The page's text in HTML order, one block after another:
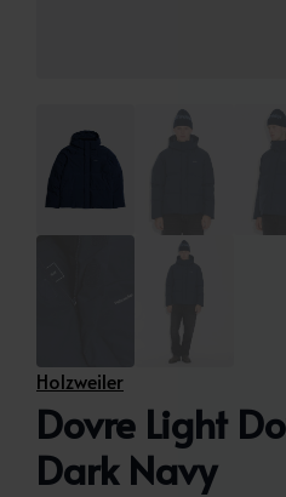
Holzweiler
Dovre Light
Dark Navy